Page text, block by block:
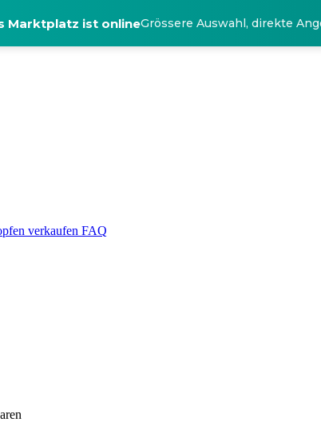
verkaufen FAQ
Marktplatz ist onlineGrössere Auswahl, direkte